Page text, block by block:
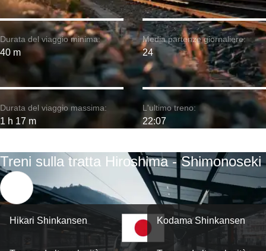
Durata del viaggio minima:
40 m
Durata del viaggio massima:
1 h 17 m
Media partenze giornaliere:
24
L'ultimo treno:
22:07
Treni sulla tratta Hiroshima - Shimonoseki
Hikari Shinkansen Kodama Shinkansen